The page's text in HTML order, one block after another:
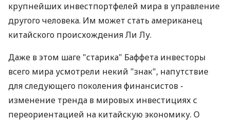
крупнейших инвестпортфелей мира в управление
другого человека. Им может стать американец
китайского происхождения Ли Лу.
Даже в этом шаге "старика" Баффета инвесторы
всего мира усмотрели некий "знак", напутствие
для следующего поколения финансистов -
изменение тренда в мировых инвестициях с
переориентацией на китайскую экономику. О